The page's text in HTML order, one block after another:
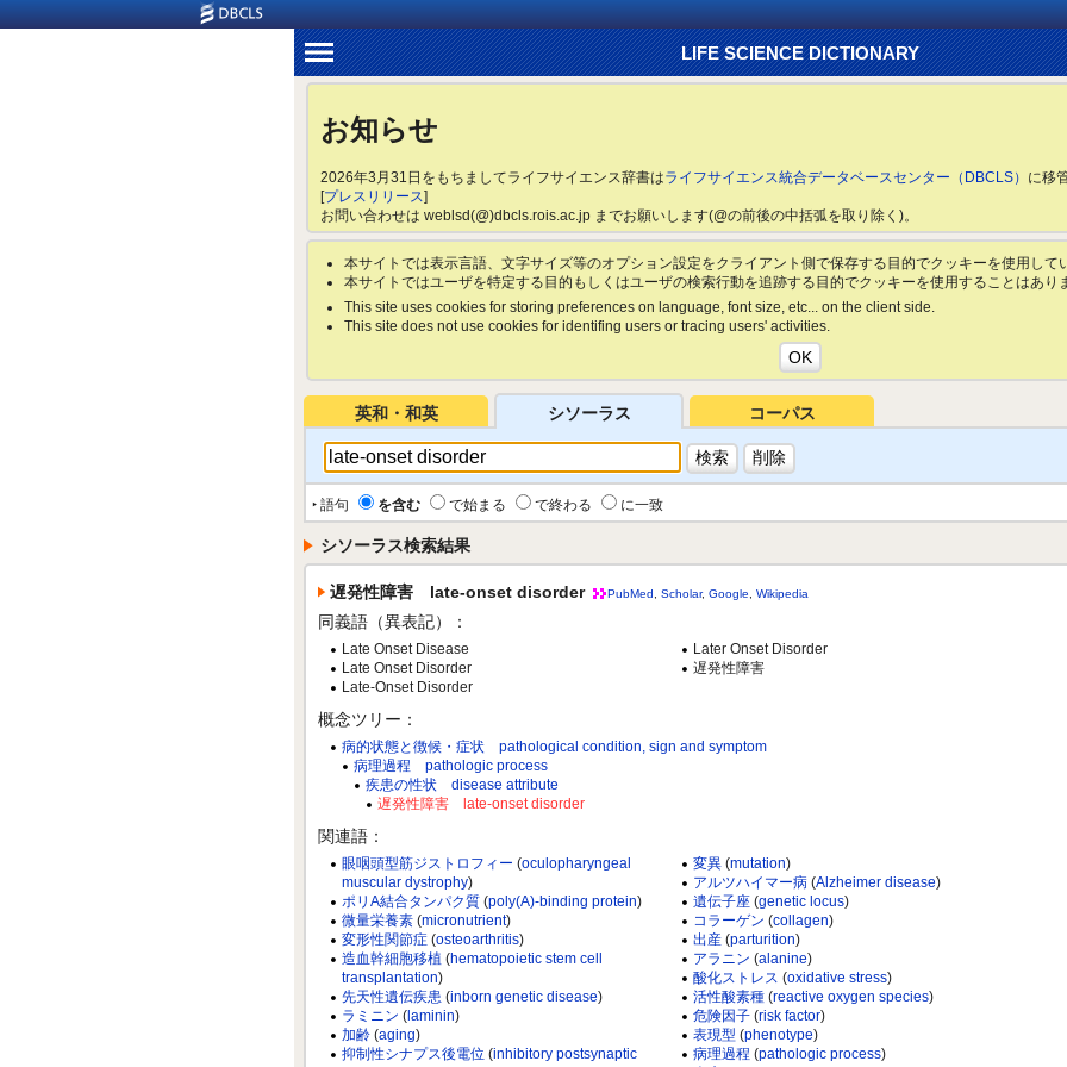
LIFE SCIENCE DICTIONARY
お知らせ
2026年3月31日をもちましてライフサイエンス辞書はライフサイエンス統合データベースセンター（DBCLS） に移
[プレスリリース]
お問い合わせは weblsd(@)dbcls.rois.ac.jp までお願いします(@の前後の中括弧を取り除く)。
本サイトでは表示言語、文字サイズ等のオプション設定をクライアント側で保存する目的でクッキーを使用して
本サイトではユーザを特定する目的もしくはユーザの検索行動を追跡する目的でクッキーを使用することはあり
This site uses cookies for storing preferences on language, font size, etc... on the client side.
This site does not use cookies for identifing users or tracing users' activities.
英和・和英 シソーラス コーパス
‣ 語句 を含む で始まる で終わる
に一致
シソーラス検索結果
遅発性障害 late-onset disorder PubMed Scholar, Google Wikipedia
同義語（異表記）：
Late Onset Disease
Late Onset Disorder
Late-Onset Disorder
Later Onset Disorder
遅発性障害
概念ツリー：
病的状態と徴候・症状 pathological condition, sign and symptom
病理過程 pathologic process
疾患の性状 disease attribute
遅発性障害 late-onset disorder
関連語：
眼咽頭型筋ジストロフィー (oculopharyngeal
muscular dystrophy)
ポリA結合タンパク質 (poly(A)-binding protein)
微量栄養素 (micronutrient)
変形性関節症 (osteoarthritis)
造血幹細胞移植 (hematopoietic stem cell
transplantation)
先天性遺伝疾患 (inborn genetic disease)
ラミニン ( laminin)
加齢 (aging)
抑制性シナプス後電位 (inhibitory postsynaptic
変異 (mutation)
アルツハイマー病 (Alzheimer disease)
遺伝子座 (genetic locus)
コラーゲン (collagen)
出産 (parturition)
アラニン (alanine)
酸化ストレス (oxidative stress)
活性酸素種 (reactive oxygen species)
危険因子 (risk factor)
表現型 (phenotype)
病理過程 (pathologic process)